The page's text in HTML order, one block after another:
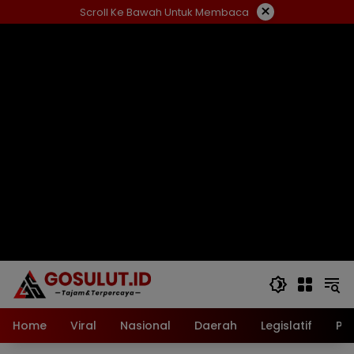
ke
Scroll Ke Bawah Untuk Membaca ×
Home Viral Nasional Daerah Legislatif